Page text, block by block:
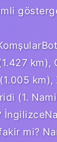
km),
(1.
mi?